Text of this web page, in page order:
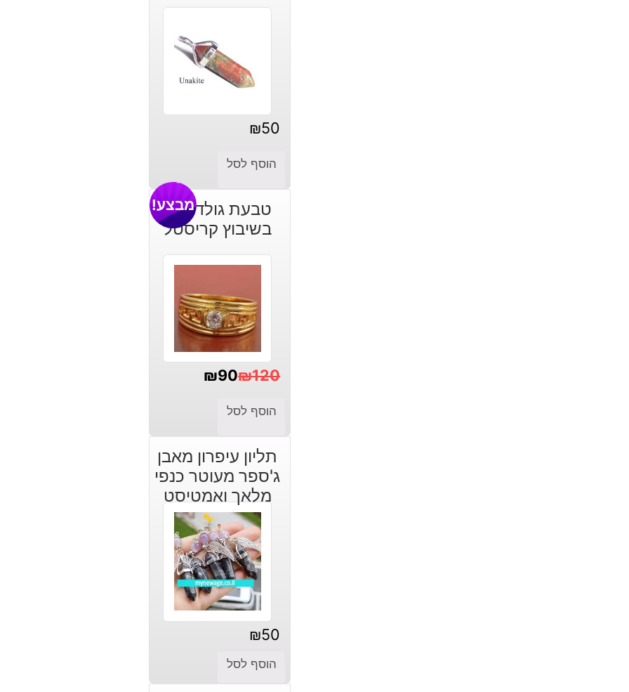
₪50
הוסף לסל
טבעת גולדפילד
בשיבוץ קריסטל
מבצע!
₪120
המקורי
היה:
₪120.
₪90
הנוכחי
הוא:
₪90.
הוסף לסל
תליון עיפרון מאבן
ג'ספר מעוטר כנפי
מלאך ואמטיסט
₪50
הוסף לסל